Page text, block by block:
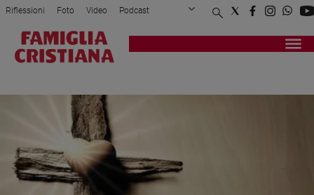
Attualità
Economia
Legalità
e
Riflessioni Foto Video Podcast
Privacy Policy Chi siamo
Registrati Redazione